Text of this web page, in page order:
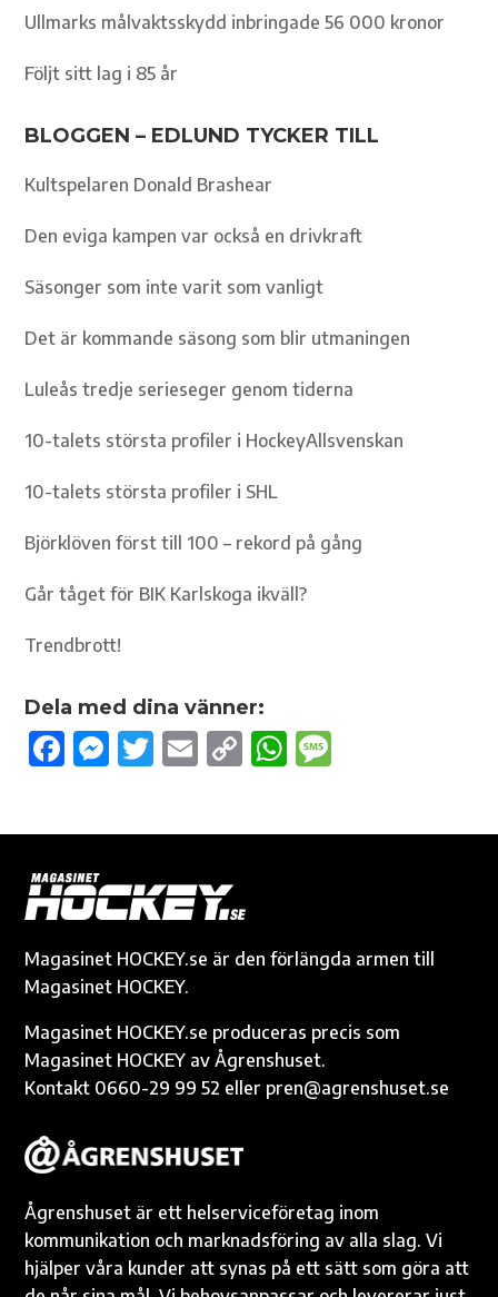
Ullmarks målvaktsskydd inbringade 56 000 kronor
Följt sitt lag i 85 år
BLOGGEN – EDLUND TYCKER TILL
Kultspelaren Donald Brashear
Den eviga kampen var också en drivkraft
Säsonger som inte varit som vanligt
Det är kommande säsong som blir utmaningen
Luleås tredje serieseger genom tiderna
10-talets största profiler i HockeyAllsvenskan
10-talets största profiler i SHL
Björklöven först till 100 – rekord på gång
Går tåget för BIK Karlskoga ikväll?
Trendbrott!
Dela med dina vänner:
F
o
o
k
M
g
er
T
r
E
C
n
k
W
p
Magasinet HOCKEY.se är den förlängda armen till
Magasinet HOCKEY.
Magasinet HOCKEY.se produceras precis som
Magasinet HOCKEY av Ågrenshuset.
Kontakt 0660-29 99 52 eller pren@agrenshuset.se
Ågrenshuset är ett helserviceföretag inom
kommunikation och marknadsföring av alla slag. Vi
hjälper våra kunder att synas på ett sätt som göra att